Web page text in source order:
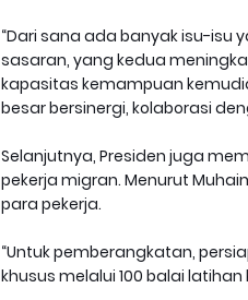
“Dari sana ada banyak isu-
sasaran, yang kedua
kapasitas kemampuan
besar bersinergi, kolaborasi
Selanjutnya, Presiden juga
pekerja migran. Menurut
para pekerja.
“Untuk pemberangkatan,
khusus melalui 100 balai